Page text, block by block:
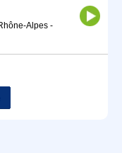
Alpes -